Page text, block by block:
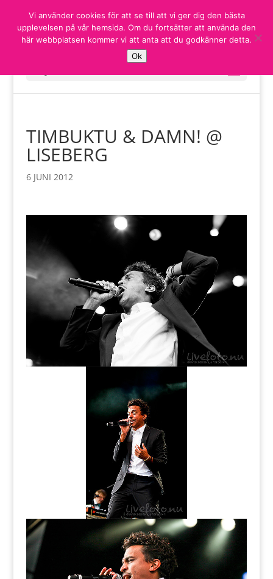
TIMBUKTU & DAMN! @
LISEBERG
6 JUNI 2012
Vi använder cookies för att se till att vi ger dig den bästa
upplevelsen på vår hemsida. Om du fortsätter att använda den
här webbplatsen kommer vi att anta att du godkänner detta.
Ok